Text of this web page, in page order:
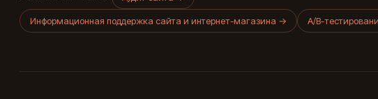
Информационная поддержка сайта и интернет-магазина → A/B-